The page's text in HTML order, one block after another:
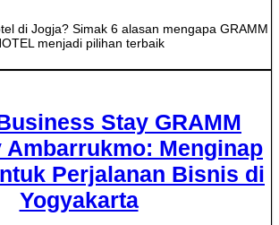
di Jogja? Simak 6 alasan mengapa GRAMM
menjadi pilihan terbaik
Stay GRAMM
Ambarrukmo: Menginap
Perjalanan Bisnis di
Yogyakarta